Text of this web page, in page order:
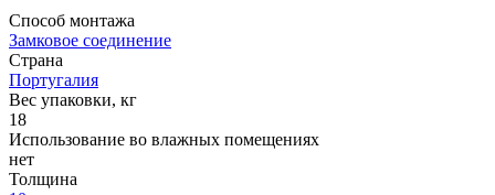
Способ монтажа
Замковое соединение
Страна
Португалия
Вес упаковки, кг
18
Использование во влажных помещениях
нет
Толщина